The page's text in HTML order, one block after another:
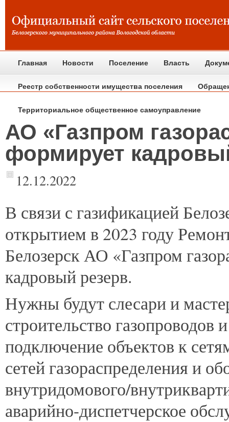
Главная Новости Поселение Власть
Реестр собственности имущества поселения
Территориальное общественное самоуправление
АО «Газпром
формирует
12.12.2022
В связи с газификацией
открытием в 2023 году
Белозерск АО «Газпром
кадровый резерв.
Нужны будут слесари и
строительство газопроводов
подключение объектов к
сетей газораспределения и
внутридомового/
аварийно-диспетчерское